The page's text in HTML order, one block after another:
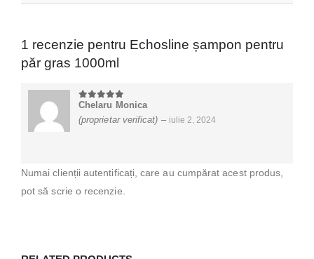
1 recenzie pentru Echosline șampon pentru
păr gras 1000ml
5din 5
Chelaru Monica
(proprietar verificat) – iulie 2, 2024
Numai clienții autentificați, care au cumpărat acest produs,
pot să scrie o recenzie.